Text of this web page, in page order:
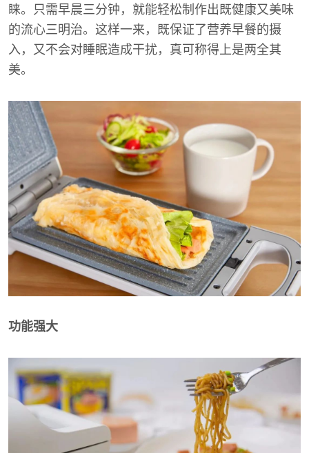
睐。只需早晨三分钟，就能轻松制作出既健康又美味
的流心三明治。这样一来，既保证了营养早餐的摄
入，又不会对睡眠造成干扰，真可称得上是两全其
美。
功能强大